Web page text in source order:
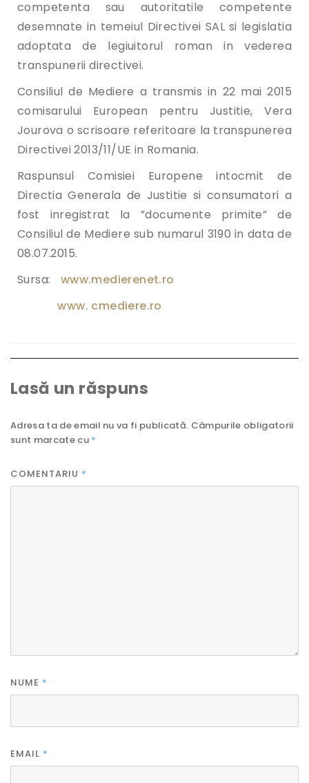
competenta sau autoritatile competente
desemnate in temeiul Directivei SAL si legislatia
adoptata de legiuitorul roman in vederea
transpunerii directivei.
Consiliul de Mediere a transmis in 22 mai 2015
comisarului European pentru Justitie, Vera
Jourova o scrisoare referitoare la transpunerea
Directivei 2013/11/UE in Romania.
Raspunsul Comisiei Europene intocmit de
Directia Generala de Justitie si consumatori a
fost inregistrat la ”documente primite” de
Consiliul de Mediere sub numarul 3190 in data de
08.07.2015.
Sursa:
www.medierenet.ro
www. cmediere.ro
Lasă un răspuns
Adresa ta de email nu va fi publicată. Câmpurile obligatorii
sunt marcate cu *
COMENTARIU *
NUME *
EMAIL *